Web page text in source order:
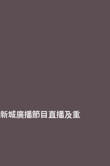
城廣播節目直播及重